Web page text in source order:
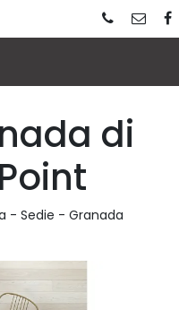
di
- Sedie - Granada